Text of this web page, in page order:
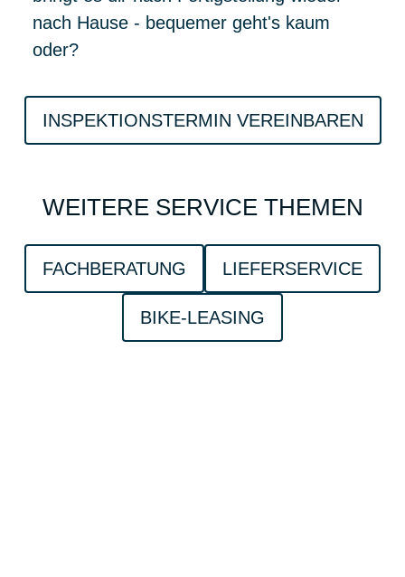
nach Hause - bequemer geht's kaum
oder?
INSPEKTIONSTERMIN VEREINBAREN
WEITERE SERVICE THEMEN
FACHBERATUNG LIEFERSERVICE
BIKE-LEASING